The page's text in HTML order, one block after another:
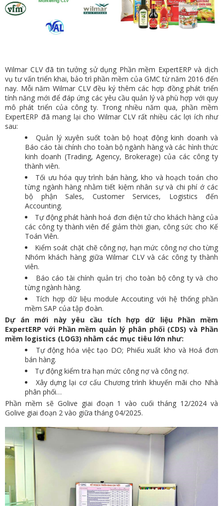
Wilmar CLV đã tin tưởng sử dụng Phần mềm ExpertERP và dịch
vụ tư vấn triển khai, bảo trì phần mềm của GMC từ năm 2016 đến
nay. Mỗi năm Wilmar CLV đều ký thêm các hợp đồng phát triển
tính năng mới để đáp ứng các yêu cầu quản lý và phù hợp với quy
mô phát triển của công ty. Trong nhiều năm qua, phần mềm
ExpertERP đã mang lại cho Wilmar CLV rất nhiều các lợi ích như
sau:
Quản lý xuyên suốt toàn bộ hoạt động kinh doanh và
Báo cáo tài chính cho toàn bộ ngành hàng và các hình thức
kinh doanh (Trading, Agency, Brokerage) của các công ty
thành viên.
Tối ưu hóa quy trình bán hàng, kho và hoạch toán cho
từng ngành hàng nhằm tiết kiệm nhân sự và chi phí ớ các
bộ phận Sales, Customer Services, Logistics đến
Accounting.
Tự động phát hành hoá đơn điện tử cho khách hàng của
các công ty thành viên để giảm thời gian, công sức cho Kế
Toán Viên.
Kiểm soát chặt chẽ công nợ, hạn mức công nợ cho từng
Nhóm khách hàng giữa Wilmar CLV và các công ty thành
viên.
Báo cáo tài chính quản trị cho toàn bộ công ty và cho
từng ngành hàng.
Tích hợp dữ liệu module Accouting với hệ thống phần
mềm SAP của tập đoàn.
Dự án mới này yêu cầu tích hợp dữ liệu Phần mềm
ExpertERP với Phần mềm quản lý phân phối (CDS) và Phần
mềm logistics (LOG3) nhằm các mục tiêu lớn như:
Tự động hóa việc tạo DO; Phiếu xuất kho và Hoá đơn
bán hàng.
Tự động kiểm tra hạn mức công nợ và công nợ.
Xây dựng lại cơ cấu Chương trình khuyến mãi cho Nhà
phân phối…
Phần mềm sẽ Golive giai đoạn 1 vào cuối tháng 12/2024 và
Golive giai đoạn 2 vào giữa tháng 04/2025.